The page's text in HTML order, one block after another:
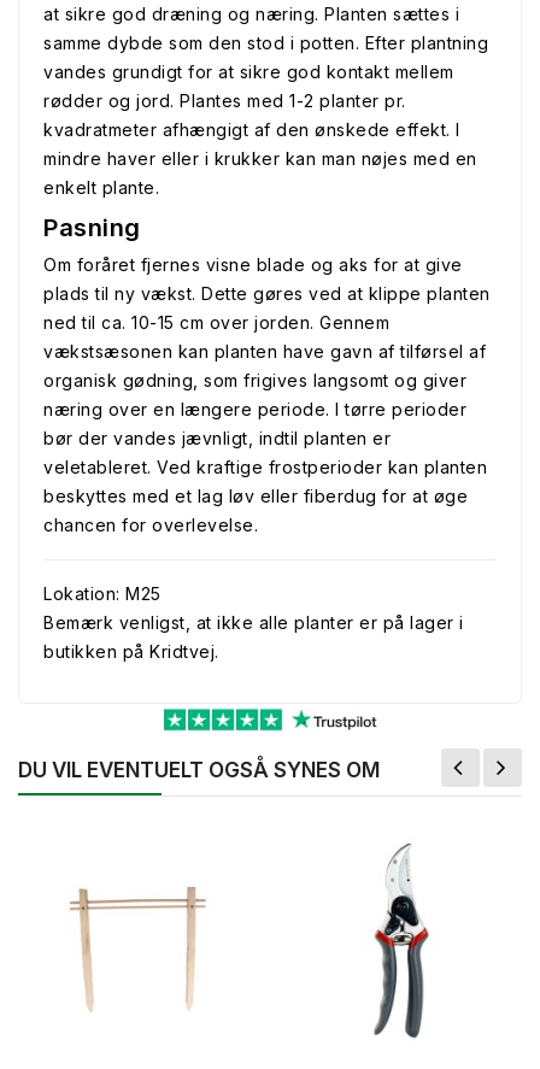
at sikre god dræning og næring. Planten sættes i
samme dybde som den stod i potten. Efter plantning
vandes grundigt for at sikre god kontakt mellem
rødder og jord. Plantes med 1-2 planter pr.
kvadratmeter afhængigt af den ønskede effekt. I
mindre haver eller i krukker kan man nøjes med en
enkelt plante.
Pasning
Om foråret fjernes visne blade og aks for at give
plads til ny vækst. Dette gøres ved at klippe planten
ned til ca. 10-15 cm over jorden. Gennem
vækstsæsonen kan planten have gavn af tilførsel af
organisk gødning, som frigives langsomt og giver
næring over en længere periode. I tørre perioder
bør der vandes jævnligt, indtil planten er
veletableret. Ved kraftige frostperioder kan planten
beskyttes med et lag løv eller fiberdug for at øge
chancen for overlevelse.
Lokation: M25
Bemærk venligst, at ikke alle planter er på lager i
butikken på Kridtvej.
DU VIL EVENTUELT OGSÅ SYNES OM